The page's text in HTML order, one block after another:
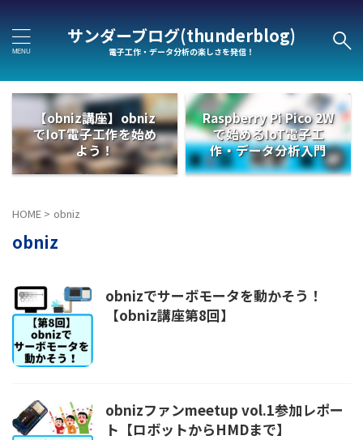
サンダーブログ(thunderblog)
電子工作・データ分析の楽しさを発信！
【obniz講座】obniz
でIoT電子工作を始め
よう！
Raspberry Pi Pico 2W
で始めるIoT電子工
作・データ分析入門
HOME > obniz
obniz
obnizでサーボモータを動かそう！
【obniz講座第8回】
obnizファンmeetup vol.1参加レポー
ト【ロボットからHMDまで】